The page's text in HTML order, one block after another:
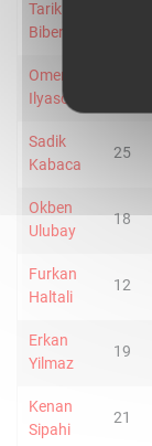
Tarik
Biberovic
Omer
Ilyasoglu
Sadik
Kabaca
25
Okben
Ulubay
18
Furkan
Haltali
12
Erkan
Yilmaz
19
Kenan
Sipahi
21